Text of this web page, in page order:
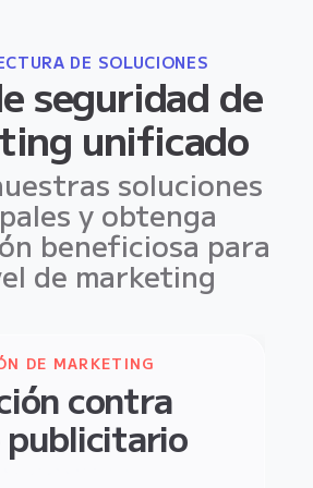
DE SOLUCIONES
seguridad de
unificado
soluciones
y obtenga
beneficiosa para
de marketing
DE MARKETING
contra
EN LA GENERACIÓN DE
contra
contra